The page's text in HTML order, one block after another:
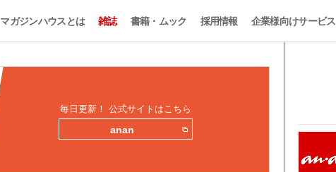
マガジンハウスとは 雑誌 書籍・ムック 採用情報 企業様向けサービス
毎日更新！ 公式サイトはこちら
anan